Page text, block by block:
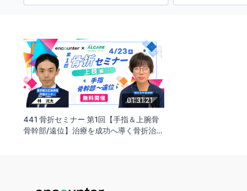
01:31:21
441 骨折セミナー 第1回【手指＆上腕骨
骨幹部/遠位】治療を成功へ導く骨折治療